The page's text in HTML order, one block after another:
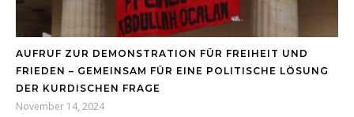
AUFRUF ZUR DEMONSTRATION FÜR FREIHEIT UND
FRIEDEN – GEMEINSAM FÜR EINE POLITISCHE LÖSUNG
DER KURDISCHEN FRAGE
November 14, 2024